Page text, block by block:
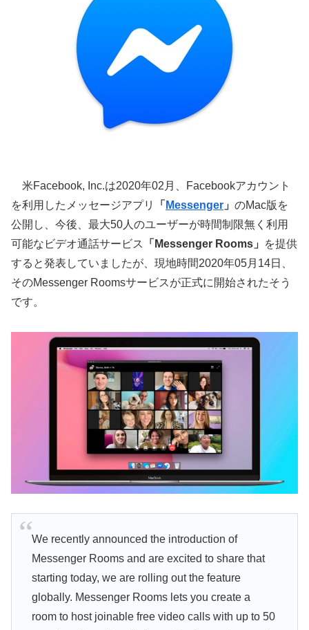
米Facebook, Inc.は2020年02月、Facebookアカウント
を利用したメッセージアプリ
「 Messenger 」 のMac版を
公開し、今後、最大50人のユーザーが時間制限無く利用
可能なビデオ通話サービス
「Messenger Rooms」
を提供
すると発表していましたが、現地時間2020年05月14日、
そのMessenger Roomsサービスが正式に開始されたそう
です。
We recently announced the introduction of
Messenger Rooms and are excited to share that
starting today, we are rolling out the feature
globally. Messenger Rooms lets you create a
room to host joinable free video calls with up to 50